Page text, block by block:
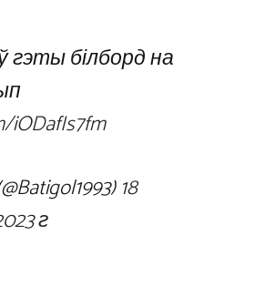
гэты білборд на
iODafIs7fm
18
г